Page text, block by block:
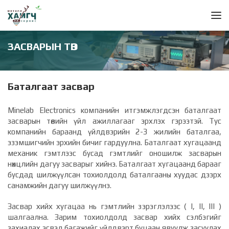
ЗАСВАРЫН ТӨВ
Баталгаат засвар
Minelab Electronics компанийн итгэмжлэгдсэн баталгаат
засварын төвийн үйл ажиллагааг эрхлэх гэрээтэй. Тус
компанийн бараанд үйлдвэрийн 2-3 жилийн баталгаа,
эзэмшигчийн эрхийн бичиг гардуулна. Баталгаат хугацаанд
механик гэмтлээс бусад гэмтлийг оношилж засварын
нөхцлийн дагуу засварыг хийнэ. Баталгаат хугацаанд барааг
бусдад шилжүүлсан тохиолдолд баталгааны хуудас дээрх
санамжийн дагуу шилжүүлнэ.
Засвар хийх хугацаа нь гэмтлийн зэрэглэлээс ( I, II, III )
шалгаална. Зарим тохиолдолд засвар хийх сэлбэгийг